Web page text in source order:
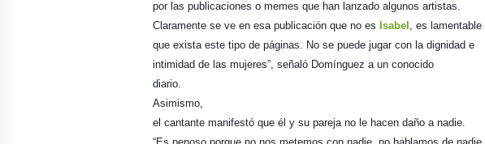
por las publicaciones o memes que han lanzado algunos artistas.
Claramente se ve en esa publicación que no es Isabel , es lamentable
que exista este tipo de páginas. No se puede jugar con la dignidad e
intimidad de las mujeres”, señaló Domínguez a un conocido
diario.
Asimismo,
el cantante manifestó que él y su pareja no le hacen daño a nadie.